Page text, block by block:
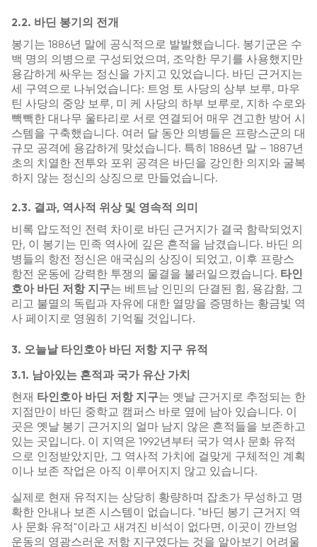
2.2. 바딘 봉기의 전개
봉기는 1886년 말에 공식적으로 발발했습니다. 봉기군은 수
백 명의 의병으로 구성되었으며, 조악한 무기를 사용했지만
용감하게 싸우는 정신을 가지고 있었습니다. 바딘 근거지는
세 구역으로 나뉘었습니다: 트엉 토 사당의 상부 보루, 마우
틴 사당의 중앙 보루, 미 케 사당의 하부 보루로, 지하 수로와
빽빽한 대나무 울타리로 서로 연결되어 매우 견고한 방어 시
스템을 구축했습니다. 여러 달 동안 의병들은 프랑스군의 대
규모 공격에 용감하게 맞섰습니다. 특히 1886년 말 – 1887년
초의 치열한 전투와 포위 공격은 바딘을 강인한 의지와 굴복
하지 않는 정신의 상징으로 만들었습니다.
2.3. 결과, 역사적 위상 및 영속적 의미
비록 압도적인 전력 차이로 바딘 근거지가 결국 함락되었지
만, 이 봉기는 민족 역사에 깊은 흔적을 남겼습니다. 바딘 의
병들의 항전 정신은 애국심의 상징이 되었고, 이후 프랑스
항전 운동에 강력한 투쟁의 물결을 불러일으켰습니다. 타인
호아 바딘 저항 지구는 베트남 인민의 단결된 힘, 용감함, 그
리고 불멸의 독립과 자유에 대한 열망을 증명하는 황금빛 역
사 페이지로 영원히 기억될 것입니다.
3. 오늘날 타인호아 바딘 저항 지구 유적
3.1. 남아있는 흔적과 국가 유산 가치
현재 타인호아 바딘 저항 지구는 옛날 근거지로 추정되는 한
지점만이 바딘 중학교 캠퍼스 바로 옆에 남아 있습니다. 이
곳은 옛날 봉기 근거지의 얼마 남지 않은 흔적들을 보존하고
있는 곳입니다. 이 지역은 1992년부터 국가 역사 문화 유적
으로 인정받았지만, 그 역사적 가치에 걸맞게 구체적인 계획
이나 보존 작업은 아직 이루어지지 않고 있습니다.
실제로 현재 유적지는 상당히 황량하며 잡초가 무성하고 명
확한 안내나 보존 시스템이 없습니다. "바딘 봉기 근거지 역
사 문화 유적"이라고 새겨진 비석이 없다면, 이곳이 깐브엉
운동의 영광스러운 저항 지구였다는 것을 알아보기 어려울